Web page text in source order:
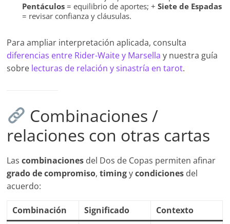
Pentáculos = equilibrio de aportes; +Siete de Espadas
= revisar confianza y cláusulas.
Para ampliar interpretación aplicada, consulta
diferencias entre Rider-Waite y Marsella y nuestra guía
sobre lecturas de relación y sinastría en tarot.
Combinaciones /
relaciones con otras cartas
Lascombinaciones del Dos de Copas permiten afinar
grado de compromiso,timingycondiciones del
acuerdo:
Combinación Significado
Contexto